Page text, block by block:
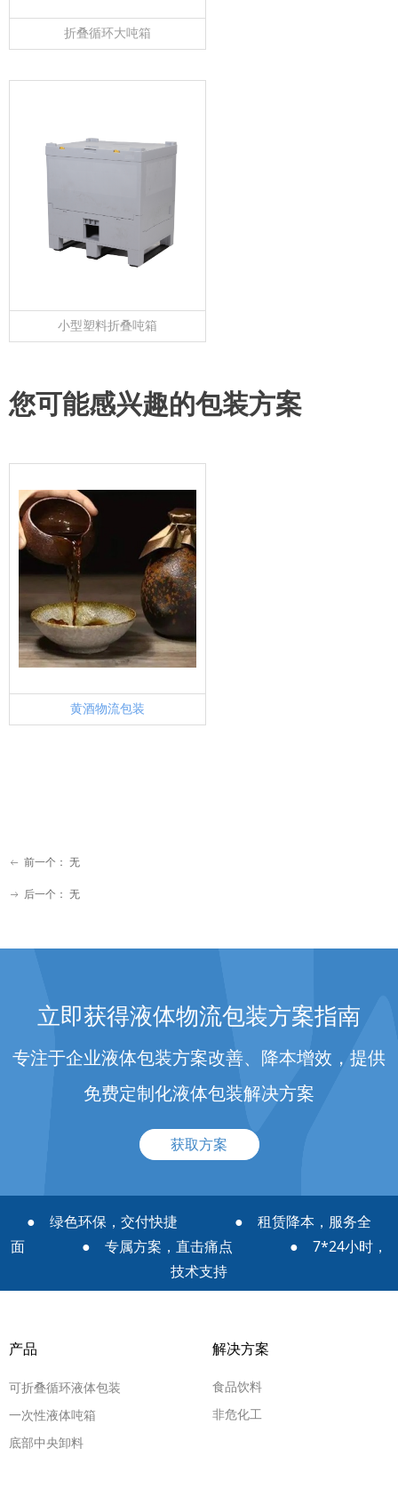
折叠循环大吨箱
小型塑料折叠吨箱
您可能感兴趣的包装方案
黄酒物流包装
ꂃ 前一个： 无
ꁹ 后一个： 无
立即获得液体物流包装方案指南
专注于企业液体包装方案改善、降本增效，提供
免费定制化液体包装解决方案
获取方案
● 绿色环保，交付快捷 ● 租赁降本，服务全
面 ● 专属方案，直击痛点 ● 7*24小时，
技术支持
产品
可折叠循环液体包装
一次性液体吨箱
底部中央卸料
解决方案
食品饮料
非危化工